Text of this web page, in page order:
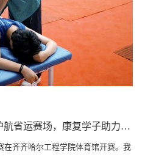
【专业实践学期】志愿护航省运赛场，康复学子助力拳击赛事
在齐齐哈尔工程学院体育馆开赛。我